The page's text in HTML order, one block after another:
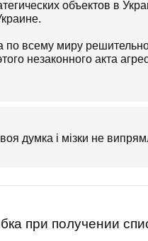
объектов в
всему миру
незаконного акта
думка і мізки не
при получении